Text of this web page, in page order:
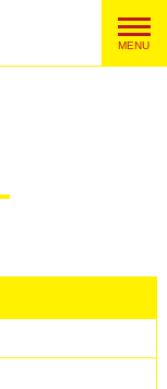
MENU